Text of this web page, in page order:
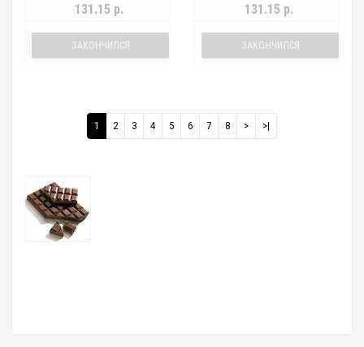
131.15 р.
ЗАКОНЧИЛСЯ
131.15 р.
ЗАКОНЧИЛСЯ
1 2 3 4 5 6 7 8 > >|